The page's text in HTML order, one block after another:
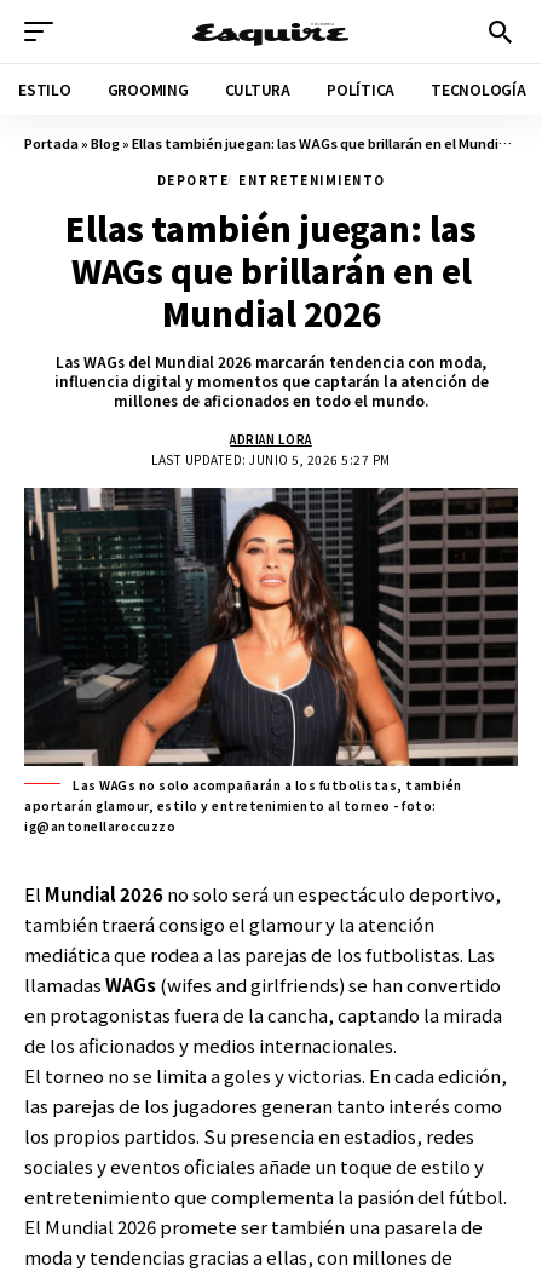
ESTILO GROOMING CULTURA POLÍTICA TECNOLOGÍA
Portada»Blog»Ellas también juegan: las WAGs que brillarán en el Mundial 2026
DEPORTE ENTRETENIMIENTO
Ellas también juegan: las
WAGs que brillarán en el
Mundial 2026
Las WAGs del Mundial 2026 marcarán tendencia con moda,
influencia digital y momentos que captarán la atención de
millones de aficionados en todo el mundo.
LAST UPDATED: JUNIO 5, 2026 5:27 PM
ADRIAN LORA
Las WAGs no solo acompañarán a los futbolistas, también
aportarán glamour, estilo y entretenimiento al torneo - foto:
ig@antonellaroccuzzo
El Mundial 2026no solo será un espectáculo deportivo,
también traerá consigo el glamour y la atención
mediática que rodea a las parejas de los futbolistas. Las
llamadasWAGs(wifes and girlfriends) se han convertido
en protagonistas fuera de la cancha, captando la mirada
de los aficionados y medios internacionales.
El torneo no se limita a goles y victorias. En cada edición,
las parejas de los jugadores generan tanto interés como
los propios partidos. Su presencia en estadios, redes
sociales y eventos oficiales añade un toque de estilo y
entretenimiento que complementa la pasión del fútbol.
El Mundial 2026 promete ser también una pasarela de
moda y tendencias gracias a ellas, con millones de